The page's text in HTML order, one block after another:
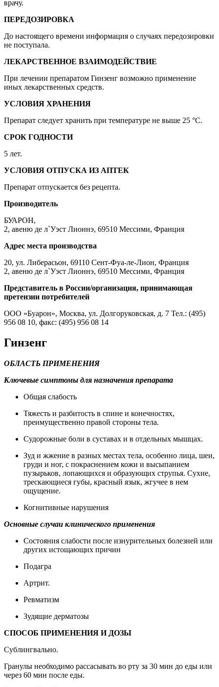
врачу.
ПЕРЕДОЗИРОВКА
До настоящего времени информация о случаях передозировки
не поступала.
ЛЕКАРСТВЕННОЕ ВЗАИМОДЕЙСТВИЕ
При лечении препаратом Гинзенг возможно применение
иных лекарственных средств.
УСЛОВИЯ ХРАНЕНИЯ
Препарат следует хранить при температуре не выше 25 °C.
СРОК ГОДНОСТИ
5 лет.
УСЛОВИЯ ОТПУСКА ИЗ АПТЕК
Препарат отпускается без рецепта.
Производитель
БУАРОН,
2, авеню де л`Уэст Лионнэ, 69510 Мессими, Франция
Адрес места производства
20, ул. Либерасьон, 69110 Сент-Фуа-ле-Лион, Франция
2, авеню де л`Уэст Лионнэ, 69510 Мессими, Франция
Представитель в России/организация, принимающая
претензии потребителей
ООО «Буарон», Москва, ул. Долгоруковская, д. 7 Тел.: (495)
956 08 10, факс: (495) 956 08 14
Гинзенг
ОБЛАСТЬ ПРИМЕНЕНИЯ
Ключевые симптомы для назначения препарата
Общая слабость
Тяжесть и разбитость в спине и конечностях,
преимущественно правой стороны тела.
Судорожные боли в суставах и в отдельных мышцах.
Зуд и жжение в разных местах тела, особенно лица, шеи,
груди и ног, с покраснением кожи и высыпанием
пузырьков, лопающихся и образующих струпья. Сухие,
трескающиеся губы, красный язык, жгучее в нем
ощущение.
Когнитивные нарушения
Основные случаи клинического применения
Состояния слабости после изнурительных болезней или
других истощающих причин
Подагра
Артрит.
Ревматизм
Зудящие дерматозы
СПОСОБ ПРИМЕНЕНИЯ И ДОЗЫ
Сублингвально.
Гранулы необходимо рассасывать во рту за 30 мин до еды или
через 60 мин после еды.